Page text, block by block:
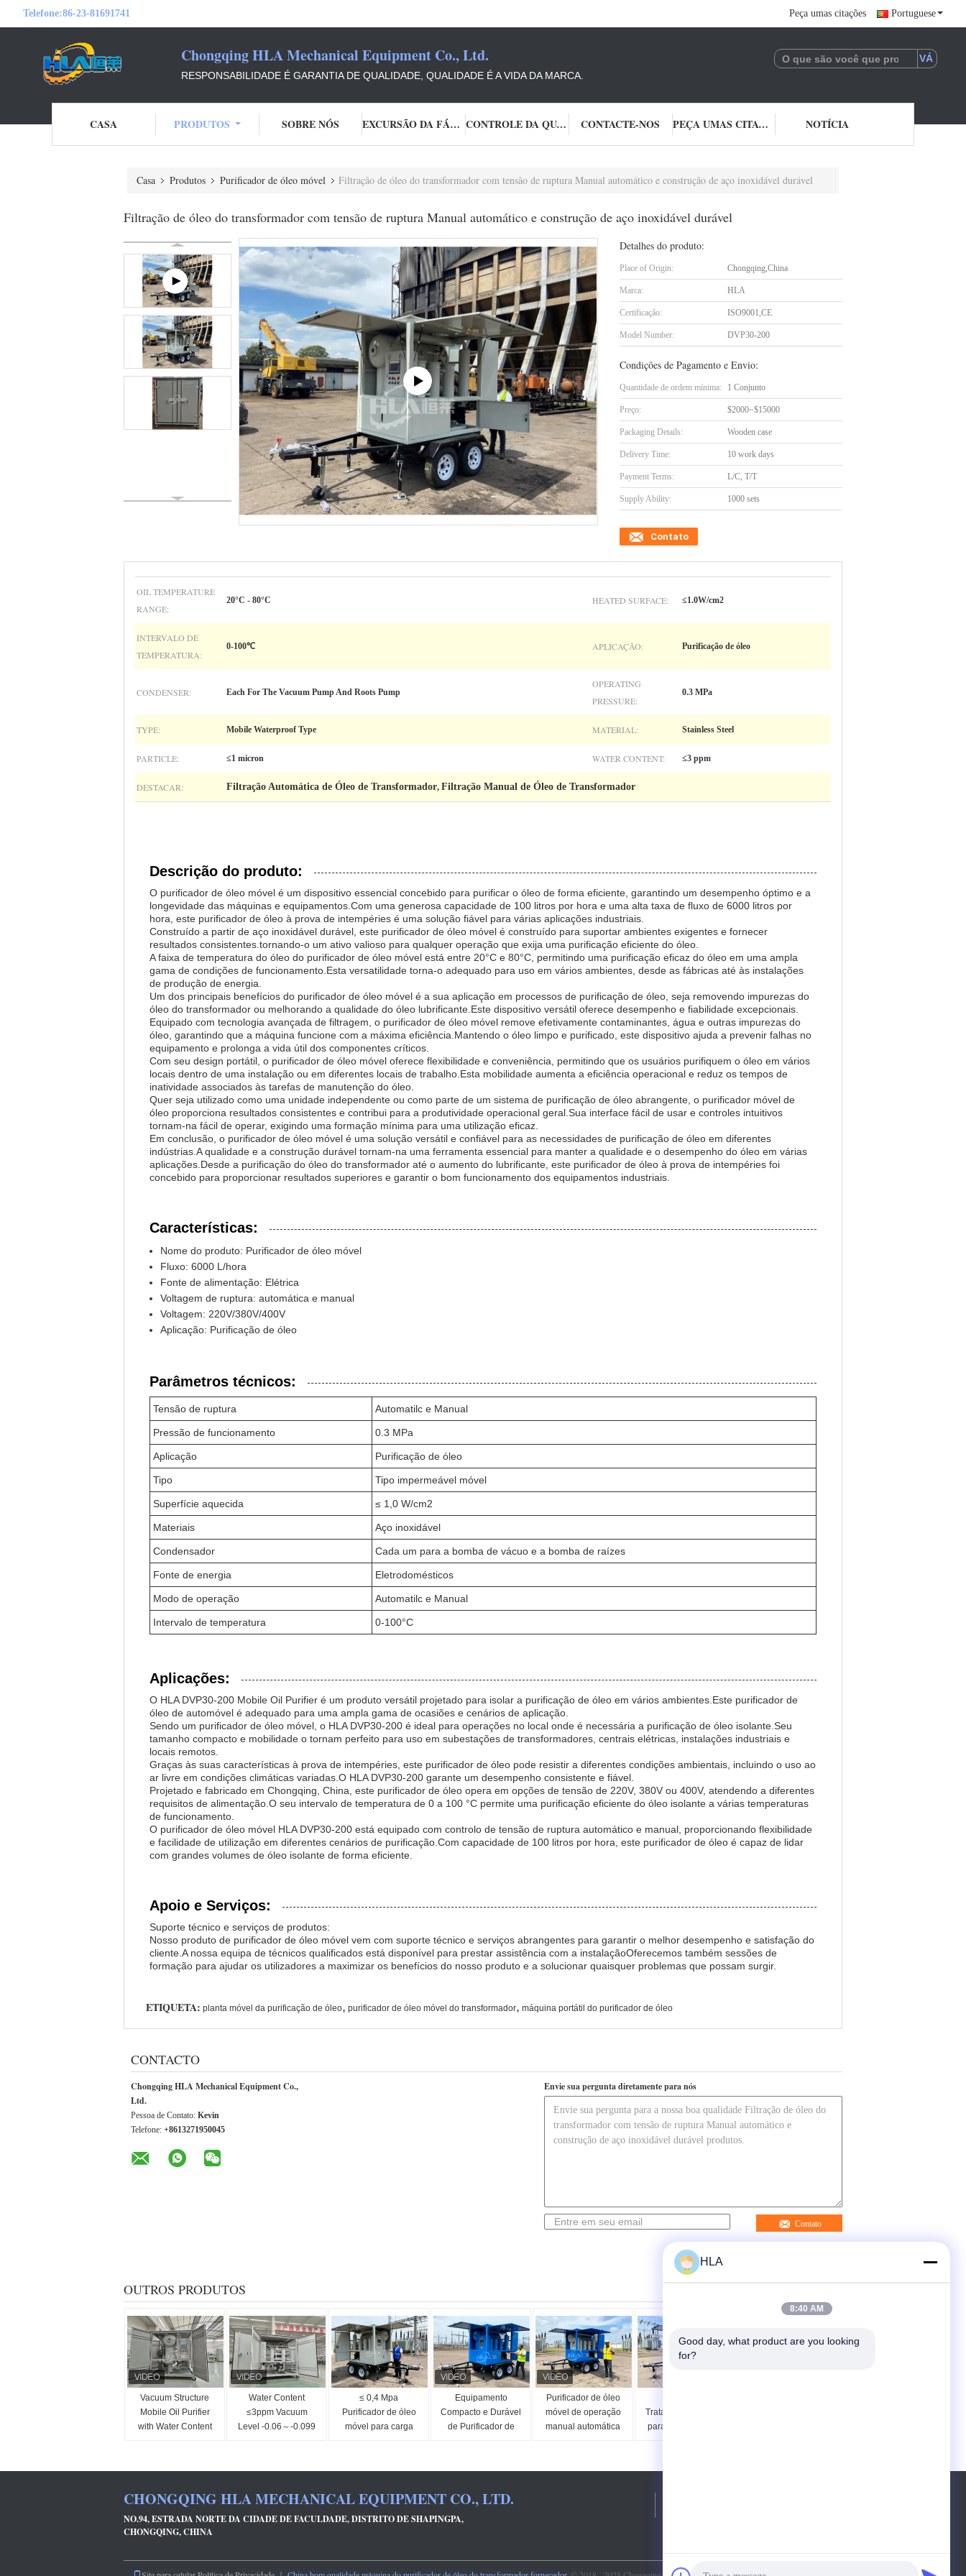
Telefone:86-23-81691741 Peça umas citações Portuguese
Chongqing HLA Mechanical Equipment Co., Ltd.
RESPONSABILIDADE É GARANTIA DE QUALIDADE, QUALIDADE É A VIDA DA MARCA.
CASA PRODUTOS SOBRE NÓS EXCURSÃO DA FÁBRICA CONTROLE DA QUALIDADE CONTACTE-NOS PEÇA UMAS CITAÇÕES NOTÍCIA
Casa Produtos Purificador de óleo móvel Filtração de óleo do transformador com tensão de ruptura Manual automático e construção de aço inoxidável durável
Filtração de óleo do transformador com tensão de ruptura Manual automático e construção de aço inoxidável durável
Detalhes do produto:
Place of Origin: Chongqing,China
Marca: HLA
Certificação: ISO9001,CE
Model Number: DVP30-200
Condições de Pagamento e Envio:
Quantidade de ordem mínima: 1 Conjunto
Preço: $2000~$15000
Packaging Details: Wooden case
Delivery Time: 10 work days
Payment Terms: L/C, T/T
Supply Ability: 1000 sets
Contato
OIL TEMPERATURE
RANGE:
20°C - 80°C HEATED SURFACE: ≤1.0W/cm2
INTERVALO DE
TEMPERATURA:
0-100℃ APLICAÇÃO: Purificação de óleo
CONDENSER: Each For The Vacuum Pump And Roots Pump
OPERATING
PRESSURE:
0.3 MPa
TYPE: Mobile Waterproof Type MATERIAL: Stainless Steel
PARTICLE: ≤1 micron WATER CONTENT: ≤3 ppm
DESTACAR: Filtração Automática de Óleo de Transformador, Filtração Manual de Óleo de Transformador
Descrição do produto:
O purificador de óleo móvel é um dispositivo essencial concebido para purificar o óleo de forma eficiente, garantindo um desempenho óptimo e a
longevidade das máquinas e equipamentos.Com uma generosa capacidade de 100 litros por hora e uma alta taxa de fluxo de 6000 litros por
hora, este purificador de óleo à prova de intempéries é uma solução fiável para várias aplicações industriais.
Construído a partir de aço inoxidável durável, este purificador de óleo móvel é construído para suportar ambientes exigentes e fornecer
resultados consistentes.tornando-o um ativo valioso para qualquer operação que exija uma purificação eficiente do óleo.
A faixa de temperatura do óleo do purificador de óleo móvel está entre 20°C e 80°C, permitindo uma purificação eficaz do óleo em uma ampla
gama de condições de funcionamento.Esta versatilidade torna-o adequado para uso em vários ambientes, desde as fábricas até às instalações
de produção de energia.
Um dos principais benefícios do purificador de óleo móvel é a sua aplicação em processos de purificação de óleo, seja removendo impurezas do
óleo do transformador ou melhorando a qualidade do óleo lubrificante.Este dispositivo versátil oferece desempenho e fiabilidade excepcionais.
Equipado com tecnologia avançada de filtragem, o purificador de óleo móvel remove efetivamente contaminantes, água e outras impurezas do
óleo, garantindo que a máquina funcione com a máxima eficiência.Mantendo o óleo limpo e purificado, este dispositivo ajuda a prevenir falhas no
equipamento e prolonga a vida útil dos componentes críticos.
Com seu design portátil, o purificador de óleo móvel oferece flexibilidade e conveniência, permitindo que os usuários purifiquem o óleo em vários
locais dentro de uma instalação ou em diferentes locais de trabalho.Esta mobilidade aumenta a eficiência operacional e reduz os tempos de
inatividade associados às tarefas de manutenção do óleo.
Quer seja utilizado como uma unidade independente ou como parte de um sistema de purificação de óleo abrangente, o purificador móvel de
óleo proporciona resultados consistentes e contribui para a produtividade operacional geral.Sua interface fácil de usar e controles intuitivos
tornam-na fácil de operar, exigindo uma formação mínima para uma utilização eficaz.
Em conclusão, o purificador de óleo móvel é uma solução versátil e confiável para as necessidades de purificação de óleo em diferentes
indústrias.A qualidade e a construção durável tornam-na uma ferramenta essencial para manter a qualidade e o desempenho do óleo em várias
aplicações.Desde a purificação do óleo do transformador até o aumento do lubrificante, este purificador de óleo à prova de intempéries foi
concebido para proporcionar resultados superiores e garantir o bom funcionamento dos equipamentos industriais.
Características:
Nome do produto: Purificador de óleo móvel
Fluxo: 6000 L/hora
Fonte de alimentação: Elétrica
Voltagem de ruptura: automática e manual
Voltagem: 220V/380V/400V
Aplicação: Purificação de óleo
Parâmetros técnicos:
Tensão de ruptura Automatilc e Manual
Pressão de funcionamento 0.3 MPa
Aplicação Purificação de óleo
Tipo Tipo impermeável móvel
Superfície aquecida ≤ 1,0 W/cm2
Materiais Aço inoxidável
Condensador Cada um para a bomba de vácuo e a bomba de raízes
Fonte de energia Eletrodomésticos
Modo de operação Automatilc e Manual
Intervalo de temperatura 0-100°C
Aplicações:
O HLA DVP30-200 Mobile Oil Purifier é um produto versátil projetado para isolar a purificação de óleo em vários ambientes.Este purificador de
óleo de automóvel é adequado para uma ampla gama de ocasiões e cenários de aplicação.
Sendo um purificador de óleo móvel, o HLA DVP30-200 é ideal para operações no local onde é necessária a purificação de óleo isolante.Seu
tamanho compacto e mobilidade o tornam perfeito para uso em subestações de transformadores, centrais elétricas, instalações industriais e
locais remotos.
Graças às suas características à prova de intempéries, este purificador de óleo pode resistir a diferentes condições ambientais, incluindo o uso ao
ar livre em condições climáticas variadas.O HLA DVP30-200 garante um desempenho consistente e fiável.
Projetado e fabricado em Chongqing, China, este purificador de óleo opera em opções de tensão de 220V, 380V ou 400V, atendendo a diferentes
requisitos de alimentação.O seu intervalo de temperatura de 0 a 100 °C permite uma purificação eficiente do óleo isolante a várias temperaturas
de funcionamento.
O purificador de óleo móvel HLA DVP30-200 está equipado com controlo de tensão de ruptura automático e manual, proporcionando flexibilidade
e facilidade de utilização em diferentes cenários de purificação.Com capacidade de 100 litros por hora, este purificador de óleo é capaz de lidar
com grandes volumes de óleo isolante de forma eficiente.
Apoio e Serviços:
Suporte técnico e serviços de produtos:
Nosso produto de purificador de óleo móvel vem com suporte técnico e serviços abrangentes para garantir o melhor desempenho e satisfação do
cliente.A nossa equipa de técnicos qualificados está disponível para prestar assistência com a instalaçãoOferecemos também sessões de
formação para ajudar os utilizadores a maximizar os benefícios do nosso produto e a solucionar quaisquer problemas que possam surgir.
ETIQUETA: planta móvel da purificação de óleo, purificador de óleo móvel do transformador, máquina portátil do purificador de óleo
CONTACTO
Chongqing HLA Mechanical Equipment Co.,
Ltd.
Pessoa de Contato: Kevin
Telefone: +8613271950045
Envie sua pergunta diretamente para nós
Contato
OUTROS PRODUTOS
Vacuum Structure
Mobile Oil Purifier
with Water Content
Water Content
≤3ppm Vacuum
Level -0.06～-0.099
with Design and
≤ 0,4 Mpa
Purificador de óleo
móvel para carga
Modo automático de
Equipamento
Compacto e Durável
de Purificador de
-0.06～-0.099 Mpa
Purificador de óleo
móvel de operação
manual automática
≤ 1 micron de
Tratamento de Água
para Purificador de
CHONGQING HLA MECHANICAL EQUIPMENT CO., LTD.
NO.94, ESTRADA NORTE DA CIDADE DE FACULDADE, DISTRITO DE SHAPINGPA,
CHONGQING, CHINA
HLA
8:40 AM
Good day, what product are you looking
for?